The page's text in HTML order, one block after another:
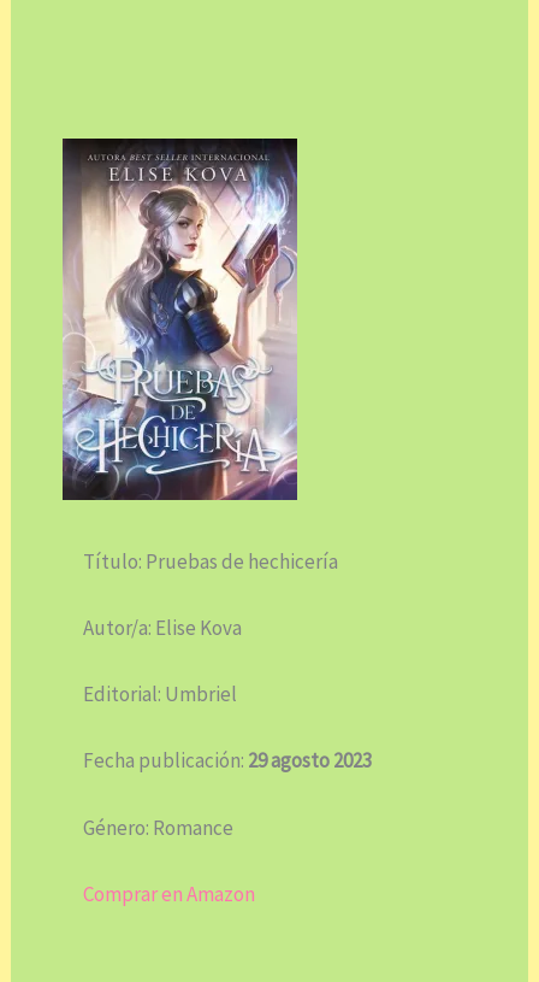
Título: Pruebas de hechicería
Autor/a: Elise Kova
Editorial: Umbriel
Fecha publicación: 29 agosto 2023
Género: Romance
Comprar en Amazon